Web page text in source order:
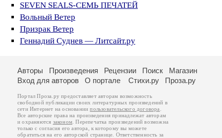
SEVEN SEALS-СЕМЬ ПЕЧАТЕЙ
Вольный Ветер
Призрак Ветер
Геннадий Суднев — Литсайт.ру
Авторы Произведения Рецензии Поиск
Магазин
Вход для авторов
О портале Стихи.ру Проза.ру
Портал Проза.ру предоставляет авторам возможность
свободной публикации своих литературных произведений в
сети Интернет на основаниипользовательского договора
Все авторские права на произведения принадлежат авторам
и охраняются законом . Перепечатка произведений возможна
только с согласия его автора, к которому вы можете
обратиться на его авторской странице. Ответственность за